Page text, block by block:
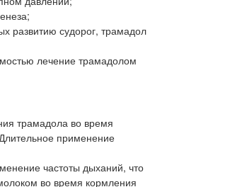
развитию судорог, трамадол
лечение трамадолом
трамадола во время
применение
частоты дыханий, что
во время кормления